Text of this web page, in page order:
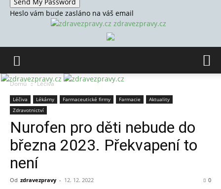
Heslo vám bude zasláno na váš email
zdravezpravy.cz
Domů Léčiva
Léčiva Lékárny Farmaceutické firmy Farmacie
Aktuality
Zdravotnictví
Nurofen pro děti nebude do
března 2023. Překvapení to
není
Od zdravezpravy - 12. 12. 2022 0